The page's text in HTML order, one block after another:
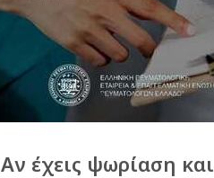
Αν έχεις ψωρίαση και